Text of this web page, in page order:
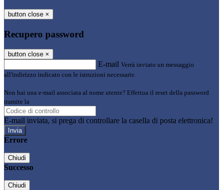
button close ×
Recupero password
button close ×
E-mail Verrà inviato un messaggio
all'indirizzo indicato con le istruzioni necessarie.
Non hai una e-mail associata al nome utente? Effettua il reset della password
tramite la
E-mail inviata, si prega di controllare la casella di posta elettronica!
Errore
Chiudi
Successo
Chiudi